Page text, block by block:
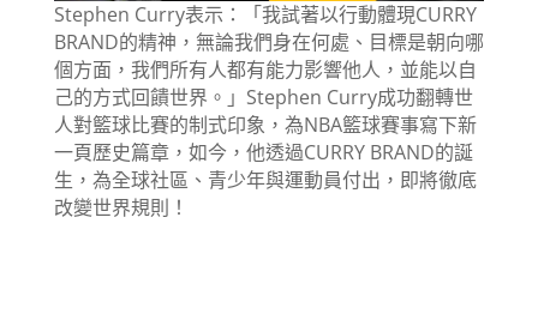
Stephen Curry表示：「我試著以行動體現CURRY
BRAND的精神，無論我們身在何處、目標是朝向哪
個方面，我們所有人都有能力影響他人，並能以自
己的方式回饋世界。」Stephen Curry成功翻轉世
人對籃球比賽的制式印象，為NBA籃球賽事寫下新
一頁歷史篇章，如今，他透過CURRY BRAND的誕
生，為全球社區、青少年與運動員付出，即將徹底
改變世界規則！